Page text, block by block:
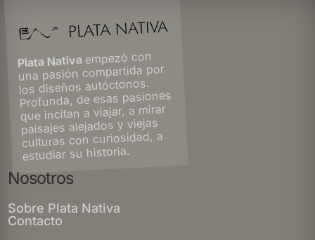
Plata Nativaempezó con
una pasión compartida por
los diseños autóctonos.
Profunda, de esas pasiones
que incitan a viajar, a mirar
paisajes alejados y viejas
culturas con curiosidad, a
estudiar su historia.
Nosotros
Sobre Plata Nativa
Contacto